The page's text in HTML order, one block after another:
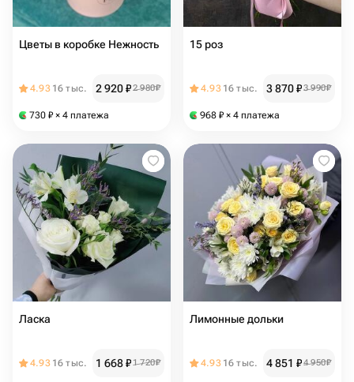
Цветы в коробке Нежность
4.93 16 тыс. 2 920₽2 980₽
730 ₽ × 4 платежа
15 роз
4.93 16 тыс. 3 870₽3 990₽
968 ₽ × 4 платежа
Ласка
4.93 16 тыс. 1 668₽1 720₽
Лимонные дольки
4.93 16 тыс. 4 851 ₽4 950₽